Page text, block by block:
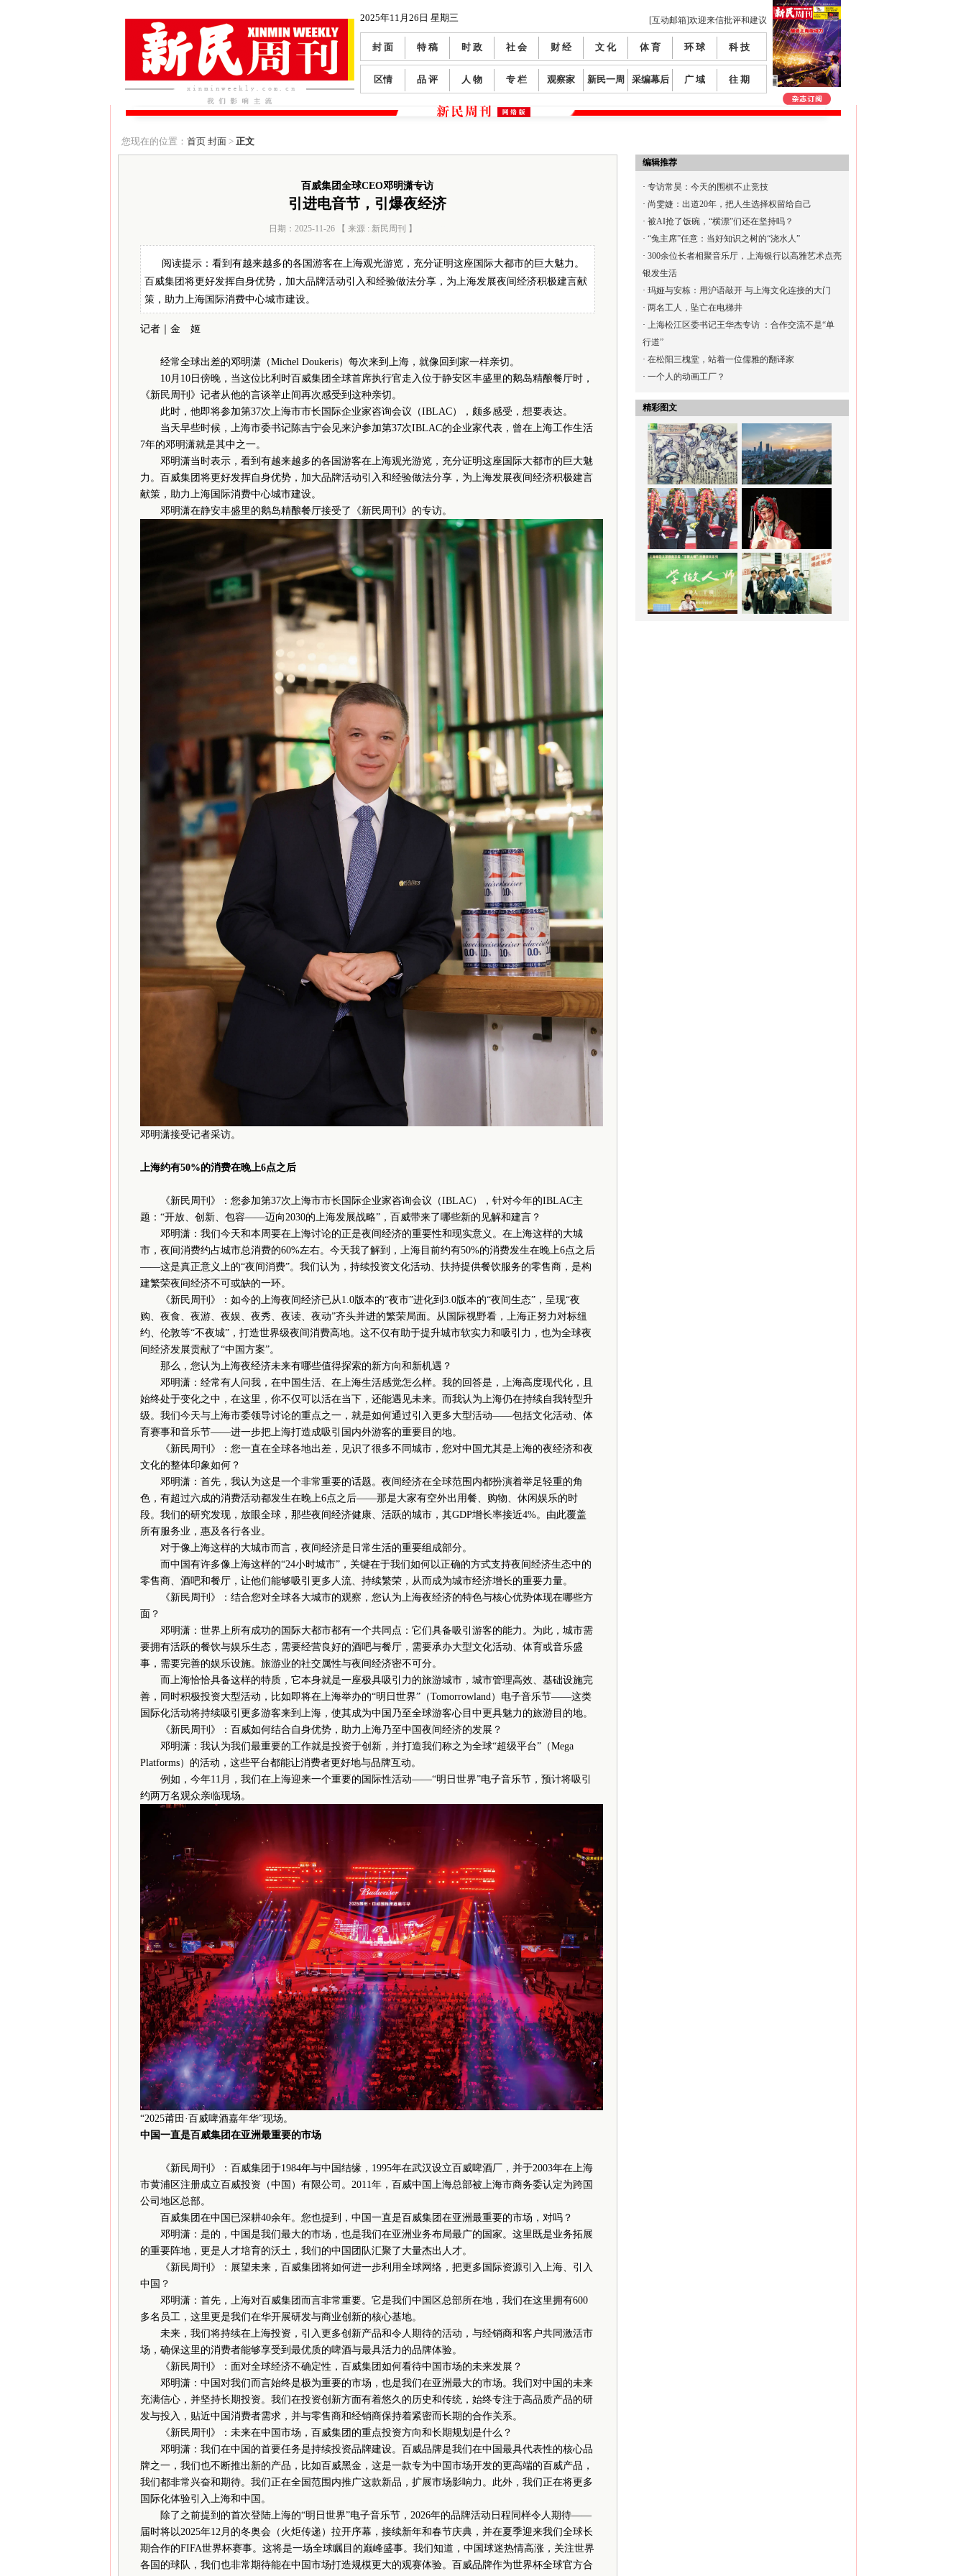
2025年11月26日 星期三 [互动邮箱]欢迎来信批评和建议
封 面 特 稿 时 政 社 会 财 经 文 化 体 育 环 球 科 技
区情 品 评 人 物 专 栏 观察家 新民一周 采编幕后 广 域 往 期
您现在的位置： 首页 封面> 正文
百威集团全球CEO邓明潇专访
引进电音节，引爆夜经济
日期：2025-11-26 【 来源 : 新民周刊 】
阅读提示：看到有越来越多的各国游客在上海观光游览，充分证明这座国际大都市的巨大魅力。
百威集团将更好发挥自身优势，加大品牌活动引入和经验做法分享，为上海发展夜间经济积极建言献
策，助力上海国际消费中心城市建设。
记者｜金 姬
经常全球出差的邓明潇（Michel Doukeris）每次来到上海，就像回到家一样亲切。
10月10日傍晚，当这位比利时百威集团全球首席执行官走入位于静安区丰盛里的鹅岛精酿餐厅时，
《新民周刊》记者从他的言谈举止间再次感受到这种亲切。
此时，他即将参加第37次上海市市长国际企业家咨询会议（IBLAC），颇多感受，想要表达。
当天早些时候，上海市委书记陈吉宁会见来沪参加第37次IBLAC的企业家代表，曾在上海工作生活
7年的邓明潇就是其中之一。
邓明潇当时表示，看到有越来越多的各国游客在上海观光游览，充分证明这座国际大都市的巨大魅
力。百威集团将更好发挥自身优势，加大品牌活动引入和经验做法分享，为上海发展夜间经济积极建言
献策，助力上海国际消费中心城市建设。
邓明潇在静安丰盛里的鹅岛精酿餐厅接受了《新民周刊》的专访。
邓明潇接受记者采访。
上海约有50%的消费在晚上6点之后
《新民周刊》：您参加第37次上海市市长国际企业家咨询会议（IBLAC），针对今年的IBLAC主
题：“开放、创新、包容——迈向2030的上海发展战略”，百威带来了哪些新的见解和建言？
邓明潇：我们今天和本周要在上海讨论的正是夜间经济的重要性和现实意义。在上海这样的大城
市，夜间消费约占城市总消费的60%左右。今天我了解到，上海目前约有50%的消费发生在晚上6点之后
——这是真正意义上的“夜间消费”。我们认为，持续投资文化活动、扶持提供餐饮服务的零售商，是构
建繁荣夜间经济不可或缺的一环。
《新民周刊》：如今的上海夜间经济已从1.0版本的“夜市”进化到3.0版本的“夜间生态”，呈现“夜
购、夜食、夜游、夜娱、夜秀、夜读、夜动”齐头并进的繁荣局面。从国际视野看，上海正努力对标纽
约、伦敦等“不夜城”，打造世界级夜间消费高地。这不仅有助于提升城市软实力和吸引力，也为全球夜
间经济发展贡献了“中国方案”。
那么，您认为上海夜经济未来有哪些值得探索的新方向和新机遇？
邓明潇：经常有人问我，在中国生活、在上海生活感觉怎么样。我的回答是，上海高度现代化，且
始终处于变化之中，在这里，你不仅可以活在当下，还能遇见未来。而我认为上海仍在持续自我转型升
级。我们今天与上海市委领导讨论的重点之一，就是如何通过引入更多大型活动——包括文化活动、体
育赛事和音乐节——进一步把上海打造成吸引国内外游客的重要目的地。
《新民周刊》：您一直在全球各地出差，见识了很多不同城市，您对中国尤其是上海的夜经济和夜
文化的整体印象如何？
邓明潇：首先，我认为这是一个非常重要的话题。夜间经济在全球范围内都扮演着举足轻重的角
色，有超过六成的消费活动都发生在晚上6点之后——那是大家有空外出用餐、购物、休闲娱乐的时
段。我们的研究发现，放眼全球，那些夜间经济健康、活跃的城市，其GDP增长率接近4%。由此覆盖
所有服务业，惠及各行各业。
对于像上海这样的大城市而言，夜间经济是日常生活的重要组成部分。
而中国有许多像上海这样的“24小时城市”，关键在于我们如何以正确的方式支持夜间经济生态中的
零售商、酒吧和餐厅，让他们能够吸引更多人流、持续繁荣，从而成为城市经济增长的重要力量。
《新民周刊》：结合您对全球各大城市的观察，您认为上海夜经济的特色与核心优势体现在哪些方
面？
邓明潇：世界上所有成功的国际大都市都有一个共同点：它们具备吸引游客的能力。为此，城市需
要拥有活跃的餐饮与娱乐生态，需要经营良好的酒吧与餐厅，需要承办大型文化活动、体育或音乐盛
事，需要完善的娱乐设施。旅游业的社交属性与夜间经济密不可分。
而上海恰恰具备这样的特质，它本身就是一座极具吸引力的旅游城市，城市管理高效、基础设施完
善，同时积极投资大型活动，比如即将在上海举办的“明日世界”（Tomorrowland）电子音乐节——这类
国际化活动将持续吸引更多游客来到上海，使其成为中国乃至全球游客心目中更具魅力的旅游目的地。
《新民周刊》：百威如何结合自身优势，助力上海乃至中国夜间经济的发展？
邓明潇：我认为我们最重要的工作就是投资于创新，并打造我们称之为全球“超级平台”（Mega
Platforms）的活动，这些平台都能让消费者更好地与品牌互动。
例如，今年11月，我们在上海迎来一个重要的国际性活动——“明日世界”电子音乐节，预计将吸引
约两万名观众亲临现场。
“2025莆田·百威啤酒嘉年华”现场。
中国一直是百威集团在亚洲最重要的市场
《新民周刊》：百威集团于1984年与中国结缘，1995年在武汉设立百威啤酒厂，并于2003年在上海
市黄浦区注册成立百威投资（中国）有限公司。2011年，百威中国上海总部被上海市商务委认定为跨国
公司地区总部。
百威集团在中国已深耕40余年。您也提到，中国一直是百威集团在亚洲最重要的市场，对吗？
邓明潇：是的，中国是我们最大的市场，也是我们在亚洲业务布局最广的国家。这里既是业务拓展
的重要阵地，更是人才培育的沃土，我们的中国团队汇聚了大量杰出人才。
《新民周刊》：展望未来，百威集团将如何进一步利用全球网络，把更多国际资源引入上海、引入
中国？
邓明潇：首先，上海对百威集团而言非常重要。它是我们中国区总部所在地，我们在这里拥有600
多名员工，这里更是我们在华开展研发与商业创新的核心基地。
未来，我们将持续在上海投资，引入更多创新产品和令人期待的活动，与经销商和客户共同激活市
场，确保这里的消费者能够享受到最优质的啤酒与最具活力的品牌体验。
《新民周刊》：面对全球经济不确定性，百威集团如何看待中国市场的未来发展？
邓明潇：中国对我们而言始终是极为重要的市场，也是我们在亚洲最大的市场。我们对中国的未来
充满信心，并坚持长期投资。我们在投资创新方面有着悠久的历史和传统，始终专注于高品质产品的研
发与投入，贴近中国消费者需求，并与零售商和经销商保持着紧密而长期的合作关系。
《新民周刊》：未来在中国市场，百威集团的重点投资方向和长期规划是什么？
邓明潇：我们在中国的首要任务是持续投资品牌建设。百威品牌是我们在中国最具代表性的核心品
牌之一，我们也不断推出新的产品，比如百威黑金，这是一款专为中国市场开发的更高端的百威产品，
我们都非常兴奋和期待。我们正在全国范围内推广这款新品，扩展市场影响力。此外，我们正在将更多
国际化体验引入上海和中国。
除了之前提到的首次登陆上海的“明日世界”电子音乐节，2026年的品牌活动日程同样令人期待——
届时将以2025年12月的冬奥会（火炬传递）拉开序幕，接续新年和春节庆典，并在夏季迎来我们全球长
期合作的FIFA世界杯赛事。这将是一场全球瞩目的巅峰盛事。我们知道，中国球迷热情高涨，关注世界
各国的球队，我们也非常期待能在中国市场打造规模更大的观赛体验。百威品牌作为世界杯全球官方合
编辑推荐
· 专访常昊：今天的围棋不止竞技
· 尚雯婕：出道20年，把人生选择权留给自己
· 被AI抢了饭碗，“横漂”们还在坚持吗？
· “兔主席”任意：当好知识之树的“浇水人”
· 300余位长者相聚音乐厅，上海银行以高雅艺术点亮
银发生活
· 玛娅与安栋：用沪语敲开 与上海文化连接的大门
· 两名工人，坠亡在电梯井
· 上海松江区委书记王华杰专访 ：合作交流不是“单
行道”
· 在松阳三槐堂，站着一位儒雅的翻译家
· 一个人的动画工厂？
精彩图文